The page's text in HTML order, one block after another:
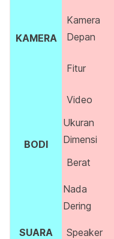
KAMERA
Kamera
Depan
Fitur
Video
BODI
Ukuran
Dimensi
Berat
SUARA
Nada
Dering
Speaker